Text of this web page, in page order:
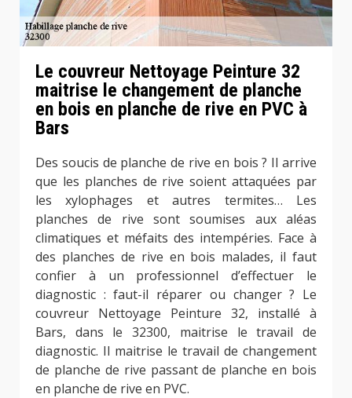
Le couvreur Nettoyage Peinture 32
maitrise le changement de planche
en bois en planche de rive en PVC à
Bars
Des soucis de planche de rive en bois ? Il arrive
que les planches de rive soient attaquées par
les xylophages et autres termites… Les
planches de rive sont soumises aux aléas
climatiques et méfaits des intempéries. Face à
des planches de rive en bois malades, il faut
confier à un professionnel d’effectuer le
diagnostic : faut-il réparer ou changer ? Le
couvreur Nettoyage Peinture 32, installé à
Bars, dans le 32300, maitrise le travail de
diagnostic. Il maitrise le travail de changement
de planche de rive passant de planche en bois
en planche de rive en PVC.